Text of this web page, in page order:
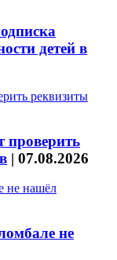
детей в
проверить
| 07.08.2026
не